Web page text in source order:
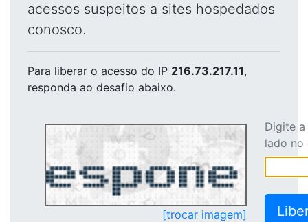
acessos suspeitos a sites hospedados
conosco.
Para liberar o acesso do IP 216.73.217.11,
responda ao desafio abaixo.
[trocar imagem]
Digite
lado no